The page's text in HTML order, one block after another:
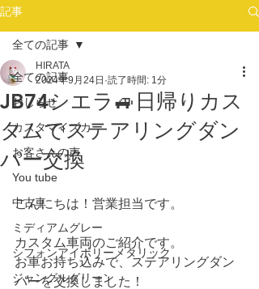
記事
全ての記事
おしらせ
カスタマイズカー
お客さんの声
You tube
中古車
ミディアムグレー
シフォンアイボリーメタリック
ジャングルグリーン
全ての記事
JB74シエラ🚙日帰りカス
タムでステアリングダン
パー交換
HIRATA
2024年9月24日 読了時間: 1分
こんにちは！営業担当です。
カスタム車両のご紹介です。
お車お持ち込みで、ステアリングダン
パーを交換しました！